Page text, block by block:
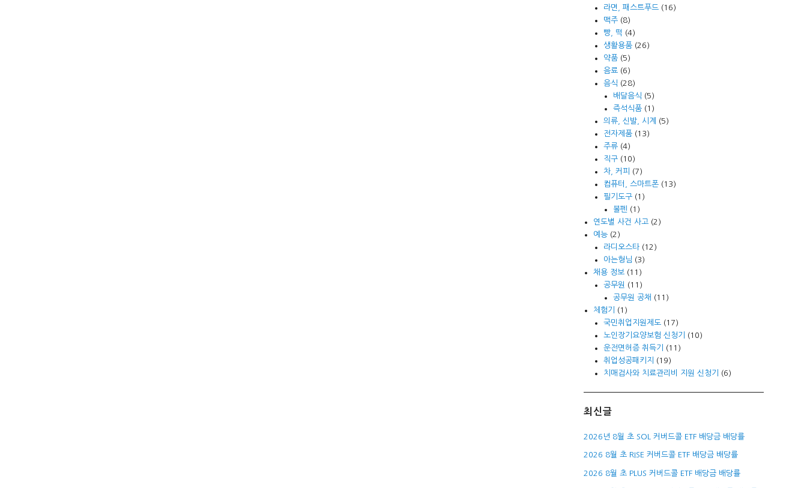
라면, 패스트푸드(16)
맥주(8)
빵, 떡 (4)
생활용품(26)
약품(5)
음료(6)
음식 (28)
배달음식 (5)
즉석식품(1)
의류, 신발, 시계
(5)
전자제품(13)
주류(4)
직구(10)
차, 커피
(7)
컴퓨터, 스마트폰(13)
필기도구(1)
볼펜 (1)
연도별 사건 사고 (2)
예능 (2)
라디오스타(12)
아는형님 (3)
채용 정보 (11)
공무원
(11)
공무원 공채 (11)
체험기
(1)
국민취업지원제도(17)
노인장기요양보험 신청기
(10)
운전면허증 취득기
(11)
취업성공패키지
(19)
치매검사와 치료관리비 지원 신청기
(6)
최신글
2026년 8월 초 SOL 커버드콜 ETF 배당금 배당률
2026 8월 초 RISE 커버드콜 ETF 배당금 배당률
2026 8월 초 PLUS 커버드콜 ETF 배당금 배당률